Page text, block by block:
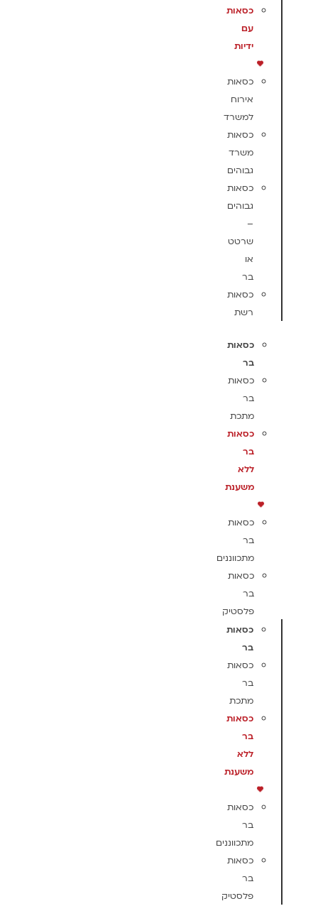
כסאות
עם
ידיות
כסאות
אירוח
למשרד
כסאות
משרד
גבוהים
כסאות
גבוהים
–
שרטט
או
בר
כסאות
רשת
כסאות
בר
כסאות
בר
מתכת
כסאות
בר
ללא
משענת
כסאות
בר
מתכווננים
כסאות
בר
פלסטיק
כסאות
בר
כסאות
בר
מתכת
כסאות
בר
ללא
משענת
כסאות
בר
מתכווננים
כסאות
בר
פלסטיק